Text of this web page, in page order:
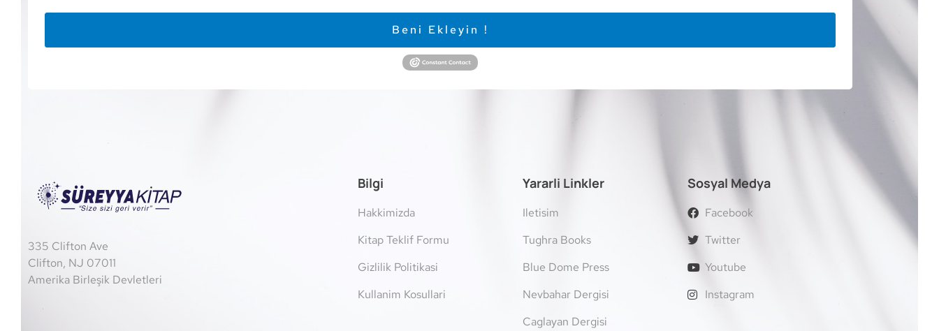
Beni Ekleyin !
335 Clifton Ave
Clifton, NJ 07011
Amerika Birleşik Devletleri
Bilgi
Hakkimizda
Kitap Teklif Formu
Gizlilik Politikasi
Kullanim Kosullari
Yararli Linkler
Iletisim
Tughra Books
Blue Dome Press
Nevbahar Dergisi
Caglayan Dergisi
Sosyal Medya
Facebook
Twitter
Youtube
Instagram